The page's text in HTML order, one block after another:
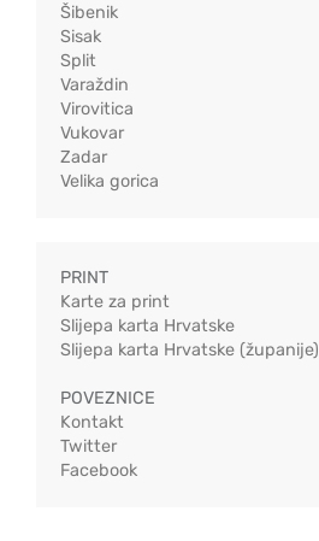
Šibenik
Sisak
Split
Varaždin
Virovitica
Vukovar
Zadar
Velika gorica
PRINT
Karte za print
Slijepa karta Hrvatske
Slijepa karta Hrvatske (županije)
POVEZNICE
Kontakt
Twitter
Facebook